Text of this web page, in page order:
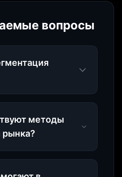
вопросы
методы
рынка?